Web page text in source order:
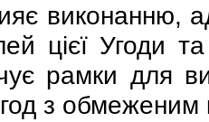
виконанню,
цiєї Угоди
рамки для
з обмеженим